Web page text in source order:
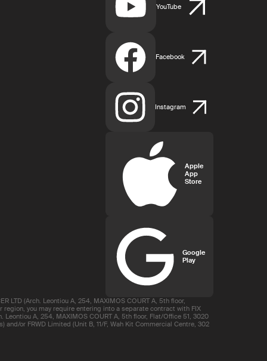
YouTube
Facebook
Instagram
Apple
App
Store
Google
Play
LTD (Arch. Leontiou A, 254, MAXIMOS COURT A, 5th floor,
you may require entering into a separate contract with FIX
Leontiou A, 254, MAXIMOS COURT A, 5th floor, Flat/Office 51, 3020
and/or FRWD Limited (Unit B, 11/F, Wah Kit Commercial Centre, 302